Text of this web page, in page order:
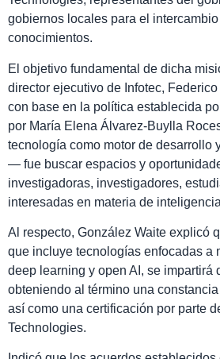
gobiernos locales para el
conocimientos.
El objetivo fundamental de dicha
director ejecutivo de Infotec,
con base en la política establecida
por María Elena Álvarez-Buylla
tecnología como motor de desarrollo
— fue buscar espacios y
investigadoras, investigadores,
interesadas en materia de
Al respecto, González Waite explicó
que incluye tecnologías enfocadas a
deep learning y open AI, se impartirá
obteniendo al término una
así como una certificación por parte
Technologies.